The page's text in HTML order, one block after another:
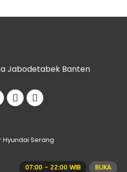
07:00 - 22:00 WIB BUKA
Jabodetabek Banten
Hyundai Serang